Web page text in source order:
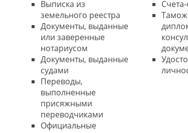
Выписка из
земельного реестра
Документы, выданные
или заверенные
нотариусом
Документы, выданные
судами
Переводы,
выполненные
присяжными
переводчиками
Официальные